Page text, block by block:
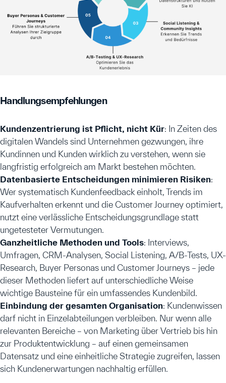
Handlungsempfehlungen
Kundenzentrierung ist Pflicht, nicht Kür: In Zeiten des
digitalen Wandels sind Unternehmen gezwungen, ihre
Kundinnen und Kunden wirklich zu verstehen, wenn sie
langfristig erfolgreich am Markt bestehen möchten.
Datenbasierte Entscheidungen minimieren Risiken:
Wer systematisch Kundenfeedback einholt, Trends im
Kaufverhalten erkennt und die Customer Journey optimiert,
nutzt eine verlässliche Entscheidungsgrundlage statt
ungetesteter Vermutungen.
Ganzheitliche Methoden und Tools: Interviews,
Umfragen, CRM-Analysen, Social Listening, A/B-Tests, UX-
Research, Buyer Personas und Customer Journeys – jede
dieser Methoden liefert auf unterschiedliche Weise
wichtige Bausteine für ein umfassendes Kundenbild.
Einbindung der gesamten Organisation: Kundenwissen
darf nicht in Einzelabteilungen verbleiben. Nur wenn alle
relevanten Bereiche – von Marketing über Vertrieb bis hin
zur Produktentwicklung – auf einen gemeinsamen
Datensatz und eine einheitliche Strategie zugreifen, lassen
sich Kundenerwartungen nachhaltig erfüllen.